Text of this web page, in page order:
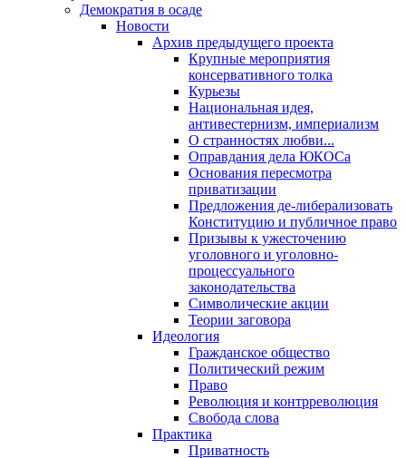
Демократия в осаде
Новости
Архив предыдущего проекта
Крупные мероприятия
консервативного толка
Курьезы
Национальная идея,
антивестернизм, империализм
О странностях любви...
Оправдания дела ЮКОСа
Основания пересмотра
приватизации
Предложения де-либерализовать
Конституцию и публичное право
Призывы к ужесточению
уголовного и уголовно-
процессуального
законодательства
Символические акции
Теории заговора
Идеология
Гражданское общество
Политический режим
Право
Революция и контрреволюция
Свобода слова
Практика
Приватность